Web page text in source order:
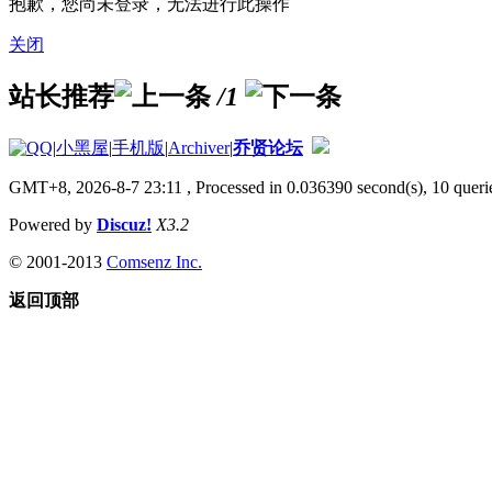
关闭
站长推荐 /1
|小黑屋|手机版|Archiver|乔贤论坛
GMT+8, 2026-8-7 23:11 , Processed in 0.036390 second(s), 10
Powered by Discuz! X3.2
© 2001-2013 Comsenz Inc.
返回顶部